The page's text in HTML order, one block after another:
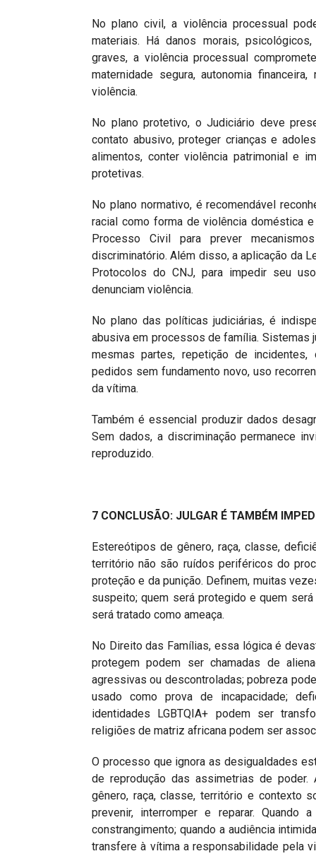
No plano civil, a violência processual
materiais. Há danos morais,
graves, a violência processual
maternidade segura, autonomia
violência.
No plano protetivo, o Judiciário deve
contato abusivo, proteger crianças e
alimentos, conter violência patrimonial e
protetivas.
No plano normativo, é recomendável
racial como forma de violência doméstica
Processo Civil para prever
discriminatório. Além disso, a aplicação da
Protocolos do CNJ, para impedir seu
denunciam violência.
No plano das políticas judiciárias, é
abusiva em processos de família.
mesmas partes, repetição de
pedidos sem fundamento novo, uso
da vítima.
Também é essencial produzir dados
Sem dados, a discriminação permanece
reproduzido.
7 CONCLUSÃO: JULGAR É TAMBÉM
Estereótipos de gênero, raça, classe,
território não são ruídos periféricos do
proteção e da punição. Definem, muitas
suspeito; quem será protegido e quem
será tratado como ameaça.
No Direito das Famílias, essa lógica é
protegem podem ser chamadas de
agressivas ou descontroladas; pobreza
usado como prova de incapacidade;
identidades LGBTQIA+ podem ser
religiões de matriz africana podem ser
O processo que ignora as desigualdades
de reprodução das assimetrias de poder.
gênero, raça, classe, território e contexto
prevenir, interromper e reparar. Quando
constrangimento; quando a audiência
transfere à vítima a responsabilidade pela